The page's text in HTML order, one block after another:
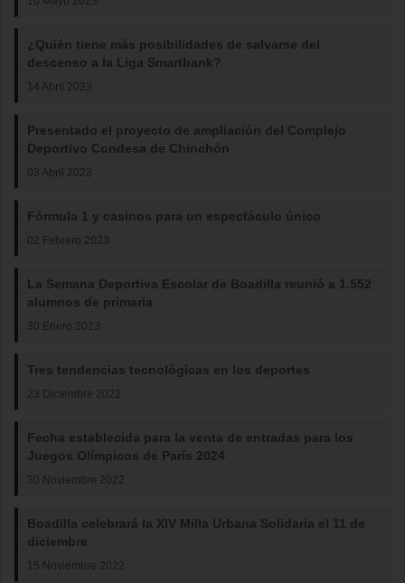
¿Quién tiene más posibilidades de salvarse del
descenso a la Liga Smartbank?
14 Abril 2023
Presentado el proyecto de ampliación del Complejo
Deportivo Condesa de Chinchón
03 Abril 2023
Fórmula 1 y casinos para un espectáculo único
02 Febrero 2023
La Semana Deportiva Escolar de Boadilla reunió a 1.552
alumnos de primaria
30 Enero 2023
Tres tendencias tecnológicas en los deportes
23 Diciembre 2022
Fecha establecida para la venta de entradas para los
Juegos Olímpicos de París 2024
30 Noviembre 2022
Boadilla celebrará la XIV Milla Urbana Solidaria el 11 de
diciembre
15 Noviembre 2022